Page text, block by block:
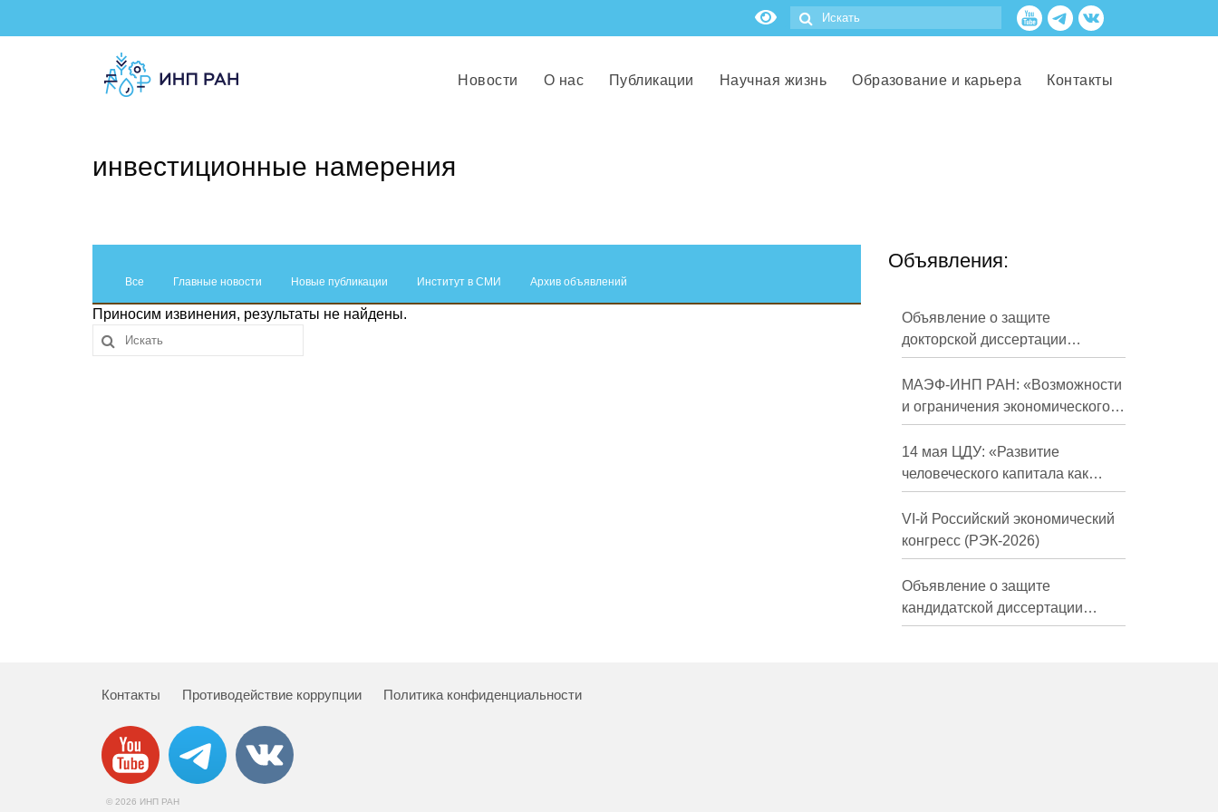
Новости О нас Публикации Научная жизнь Образование и карьера Контакты
инвестиционные намерения
Все Главные новости Новые публикации Институт в СМИ Архив объявлений
Приносим извинения, результаты не найдены.
Объявления:
Объявление о защите
докторской диссертации
Кузнецова Михаила
Евгеньевича
МАЭФ-ИНП РАН: «Возможности
и ограничения экономического
развития России в средне- и
долгосрочной перспективе»
14 мая ЦДУ: «Развитие
человеческого капитала как
фактор экономического роста»
VI-й Российский экономический
конгресс (РЭК-2026)
Объявление о защите
кандидатской диссертации
Трындиной Николь Сергеевны
Контакты Противодействие коррупции Политика конфиденциальности
© 2026 ИНП РАН